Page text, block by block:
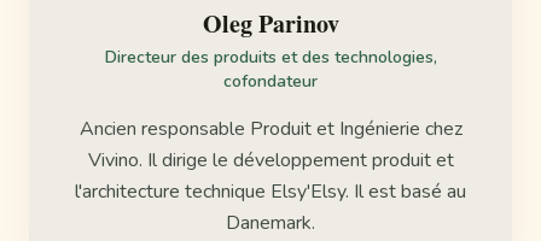
Oleg Parinov
Directeur des produits et des technologies,
cofondateur
Ancien responsable Produit et Ingénierie chez
Vivino. Il dirige le développement produit et
l'architecture technique Elsy'Elsy. Il est basé au
Danemark.